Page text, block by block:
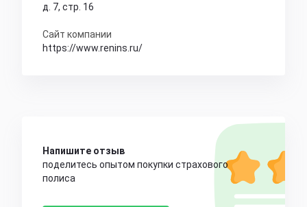
д. 7, стр. 16
Сайт компании
https://www.renins.ru/
Напишите отзыв
поделитесь опытом покупки страхового
полиса